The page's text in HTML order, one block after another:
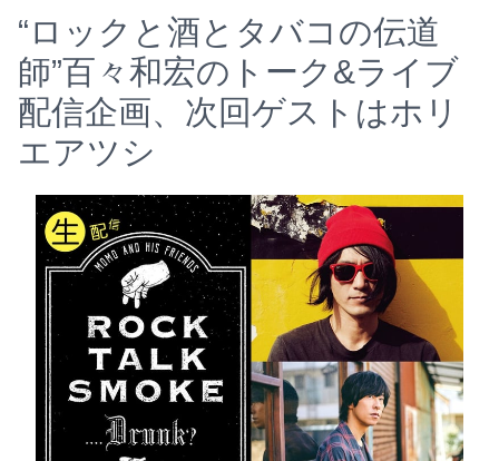
“ロックと酒とタバコの伝道
師”百々和宏のトーク&ライブ
配信企画、次回ゲストはホリ
エアツシ